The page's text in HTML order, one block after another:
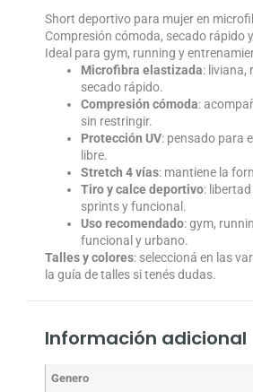
Short deportivo para mujer en
Compresión cómoda, secado rápido
Ideal para gym, running y
Microfibra elastizada: liviana,
secado rápido.
Compresión cómoda:
sin restringir.
Protección UV: pensado para
libre.
Stretch 4 vías: mantiene la
Tiro y calce deportivo:
sprints y funcional.
Uso recomendado: gym,
funcional y urbano.
Talles y colores: seleccioná en las
la guía de talles si tenés dudas.
Información adicional
Genero